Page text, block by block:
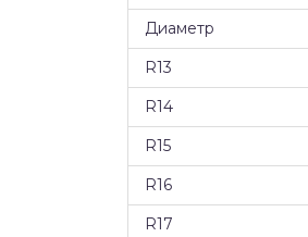
Диаметр
R13
R14
R15
R16
R17